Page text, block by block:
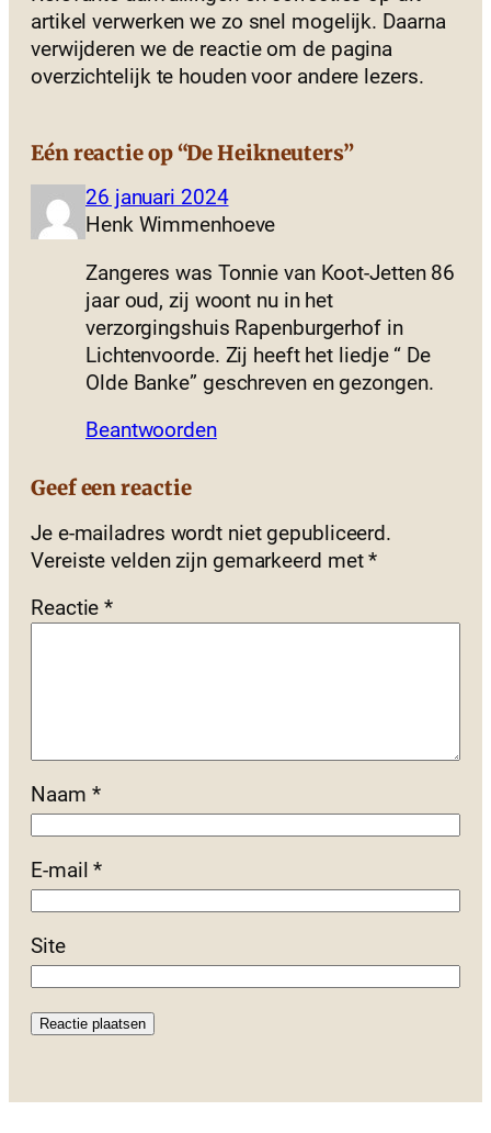
artikel verwerken we zo snel mogelijk. Daarna
verwijderen we de reactie om de pagina
overzichtelijk te houden voor andere lezers.
Eén reactie op “De Heikneuters”
26 januari 2024
Henk Wimmenhoeve
Zangeres was Tonnie van Koot-Jetten 86
jaar oud, zij woont nu in het
verzorgingshuis Rapenburgerhof in
Lichtenvoorde. Zij heeft het liedje “ De
Olde Banke” geschreven en gezongen.
Beantwoorden
Geef een reactie
Je e-mailadres wordt niet gepubliceerd.
Vereiste velden zijn gemarkeerd met*
Reactie*
Naam *
E-mail*
Site